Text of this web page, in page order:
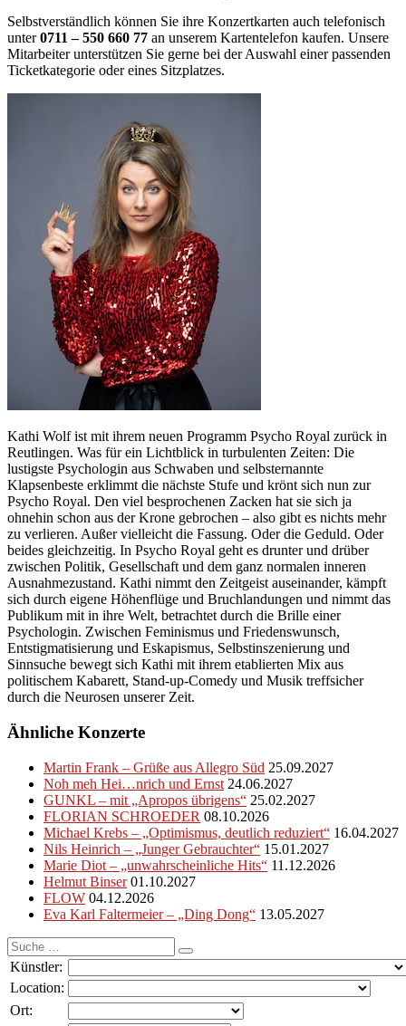
Selbstverständlich können Sie ihre Konzertkarten auch telefonisch
unter0711 – 550 660 77 an unserem Kartentelefon kaufen. Unsere
Mitarbeiter unterstützen Sie gerne bei der Auswahl einer passenden
Ticketkategorie oder eines Sitzplatzes.
Kathi Wolf ist mit ihrem neuen Programm Psycho Royal zurück in
Reutlingen. Was für ein Lichtblick in turbulenten Zeiten: Die
lustigste Psychologin aus Schwaben und selbsternannte
Klapsenbeste erklimmt die nächste Stufe und krönt sich nun zur
Psycho Royal. Den viel besprochenen Zacken hat sie sich ja
ohnehin schon aus der Krone gebrochen – also gibt es nichts mehr
zu verlieren. Außer vielleicht die Fassung. Oder die Geduld. Oder
beides gleichzeitig. In Psycho Royal geht es drunter und drüber
zwischen Politik, Gesellschaft und dem ganz normalen inneren
Ausnahmezustand. Kathi nimmt den Zeitgeist auseinander, kämpft
sich durch eigene Höhenflüge und Bruchlandungen und nimmt das
Publikum mit in ihre Welt, betrachtet durch die Brille einer
Psychologin. Zwischen Feminismus und Friedenswunsch,
Entstigmatisierung und Eskapismus, Selbstinszenierung und
Sinnsuche bewegt sich Kathi mit ihrem etablierten Mix aus
politischem Kabarett, Stand-up-Comedy und Musik treffsicher
durch die Neurosen unserer Zeit.
Ähnliche Konzerte
Martin Frank – Grüße aus Allegro Süd 25.09.2027
Noh meh Hei…nrich und Ernst 24.06.2027
GUNKL – mit „Apropos übrigens“ 25.02.2027
FLORIAN SCHROEDER 08.10.2026
Michael Krebs – „Optimismus, deutlich reduziert“ 16.04.2027
Nils Heinrich – „Junger Gebrauchter“ 15.01.2027
Marie Diot – „unwahrscheinliche Hits“ 11.12.2026
Helmut Binser 01.10.2027
FLOW 04.12.2026
Eva Karl Faltermeier – „Ding Dong“ 13.05.2027
Suche
nach:
Künstler:
Location:
Ort: